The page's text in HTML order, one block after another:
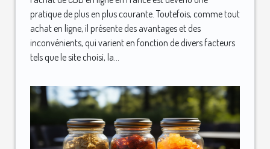
pratique de plus en plus courante. Toutefois, comme tout
achat en ligne, il présente des avantages et des
inconvénients, qui varient en fonction de divers facteurs
tels que le site choisi, la...